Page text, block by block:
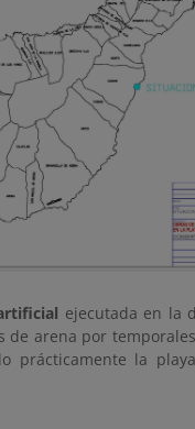
ejecutada en la
de arena por
prácticamente la